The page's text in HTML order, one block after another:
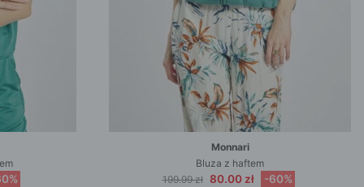
Monnari
Bluza z haftem
199.99 zł 80.00 zł -60%